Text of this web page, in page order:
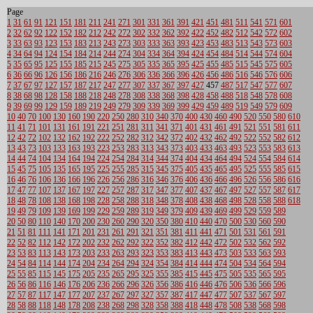
Page
1 31 61 91 121 151 181 211 241 271 301 331 361 391 421 451 481 511 541 571 601
2 32 62 92 122 152 182 212 242 272 302 332 362 392 422 452 482 512 542 572 602
3 33 63 93 123 153 183 213 243 273 303 333 363 393 423 453 483 513 543 573 603
4 34 64 94 124 154 184 214 244 274 304 334 364 394 424 454 484 514 544 574 604
5 35 65 95 125 155 185 215 245 275 305 335 365 395 425 455 485 515 545 575 605
6 36 66 96 126 156 186 216 246 276 306 336 366 396 426 456 486 516 546 576 606
7 37 67 97 127 157 187 217 247 277 307 337 367 397 427 457 487 517 547 577 607
8 38 68 98 128 158 188 218 248 278 308 338 368 398 428 458 488 518 548 578 608
9 39 69 99 129 159 189 219 249 279 309 339 369 399 429 459 489 519 549 579 609
10 40 70 100 130 160 190 220 250 280 310 340 370 400 430 460 490 520 550 580 610
11 41 71 101 131 161 191 221 251 281 311 341 371 401 431 461 491 521 551 581 611
12 42 72 102 132 162 192 222 252 282 312 342 372 402 432 462 492 522 552 582 612
13 43 73 103 133 163 193 223 253 283 313 343 373 403 433 463 493 523 553 583 613
14 44 74 104 134 164 194 224 254 284 314 344 374 404 434 464 494 524 554 584 614
15 45 75 105 135 165 195 225 255 285 315 345 375 405 435 465 495 525 555 585 615
16 46 76 106 136 166 196 226 256 286 316 346 376 406 436 466 496 526 556 586 616
17 47 77 107 137 167 197 227 257 287 317 347 377 407 437 467 497 527 557 587 617
18 48 78 108 138 168 198 228 258 288 318 348 378 408 438 468 498 528 558 588 618
19 49 79 109 139 169 199 229 259 289 319 349 379 409 439 469 499 529 559 589
20 50 80 110 140 170 200 230 260 290 320 350 380 410 440 470 500 530 560 590
21 51 81 111 141 171 201 231 261 291 321 351 381 411 441 471 501 531 561 591
22 52 82 112 142 172 202 232 262 292 322 352 382 412 442 472 502 532 562 592
23 53 83 113 143 173 203 233 263 293 323 353 383 413 443 473 503 533 563 593
24 54 84 114 144 174 204 234 264 294 324 354 384 414 444 474 504 534 564 594
25 55 85 115 145 175 205 235 265 295 325 355 385 415 445 475 505 535 565 595
26 56 86 116 146 176 206 236 266 296 326 356 386 416 446 476 506 536 566 596
27 57 87 117 147 177 207 237 267 297 327 357 387 417 447 477 507 537 567 597
28 58 88 118 148 178 208 238 268 298 328 358 388 418 448 478 508 538 568 598